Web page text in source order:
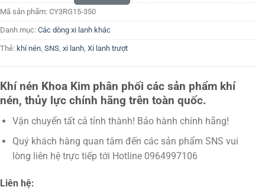
Mã sản phẩm: CY3RG15-350
Danh mục: Các dòng xi lanh khác
Thẻ: khí nén, SNS, xi lanh, Xi lanh trượt
Khí nén Khoa Kim phân phối các sản phẩm khí
nén, thủy lực chính hãng trên toàn quốc.
Vận chuyển tất cả tỉnh thành! Bảo hành chính hãng!
Quý khách hàng quan tâm đến các sản phẩm SNS vui
lòng liên hệ trực tiếp tới Hotline 0964997106
Liên hệ: